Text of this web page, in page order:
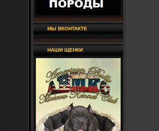
МЫ ВКОНТАКТЕ
НАШИ ЩЕНКИ